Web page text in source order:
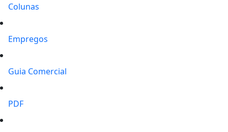
Colunas
Empregos
Guia Comercial
PDF